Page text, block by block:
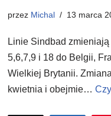
przez Michal 13 marca
Linie Sindbad
5,6,7,9 i 18 do Belgii,
Wielkiej Brytanii.
kwietnia i obejmie…